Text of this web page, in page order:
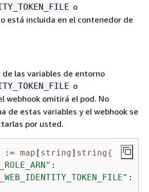
o
está incluida en el contenedor de
de las variables de entorno
o
webhook omitirá el pod. No
de estas variables y el webhook se
por usted.
:= map [ string] string{
:
: